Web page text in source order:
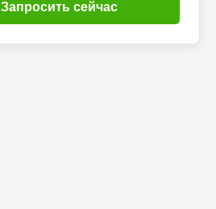
Запросить сейчас